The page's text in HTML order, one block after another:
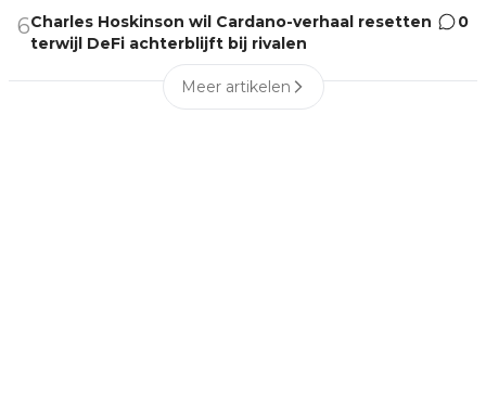
6Charles Hoskinson wil Cardano-verhaal resetten
terwijl DeFi achterblijft bij rivalen
0
Meer artikelen